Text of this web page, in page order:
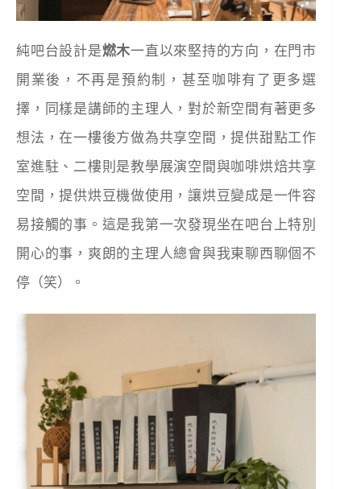
純吧台設計是燃木一直以來堅持的方向，在門市
開業後，不再是預約制，甚至咖啡有了更多選
擇，同樣是講師的主理人，對於新空間有著更多
想法，在一樓後方做為共享空間，提供甜點工作
室進駐、二樓則是教學展演空間與咖啡烘焙共享
空間，提供烘豆機做使用，讓烘豆變成是一件容
易接觸的事。這是我第一次發現坐在吧台上特別
開心的事，爽朗的主理人總會與我東聊西聊個不
停（笑）。